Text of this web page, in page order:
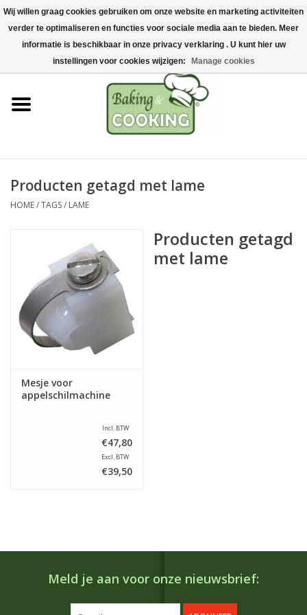
Home
Bak-& kookgerei
Machines & onderdelen
Chocolade & ijsbereiding
Hygiëne & opslag
Grondstoffen & Presentatie
Acties
Producten getagd met lame
HOME/TAGS/ LAME
Mesje voor
appelschilmachine
Incl. BTW
€47,80
Excl. BTW
€39,50
Producten getagd
met lame
Meld je aan voor onze nieuwsbrief:
Wij willen graag cookies gebruiken om onze website en marketing activiteiten
verder te optimaliseren en functies voor sociale media aan te bieden. Meer
informatie is beschikbaar in onze privacy verklaring . U kunt hier uw
instellingen voor cookies wijzigen:
Manage cookies